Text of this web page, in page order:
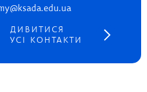
ДИВИТИСЯ
УСІ КОНТАКТИ